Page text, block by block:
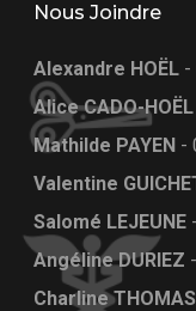
Nous Joindre
Alexandre HOËL -
Alice CADO-HOËL
Mathilde PAYEN -
Valentine
Salomé LEJEUNE -
Angéline DURIEZ -
Charline THOMAS